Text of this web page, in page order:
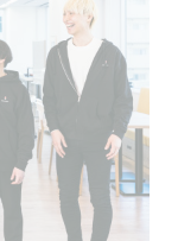
セキュリティポリシー
マップ Green Identity
タント/士業）の求人